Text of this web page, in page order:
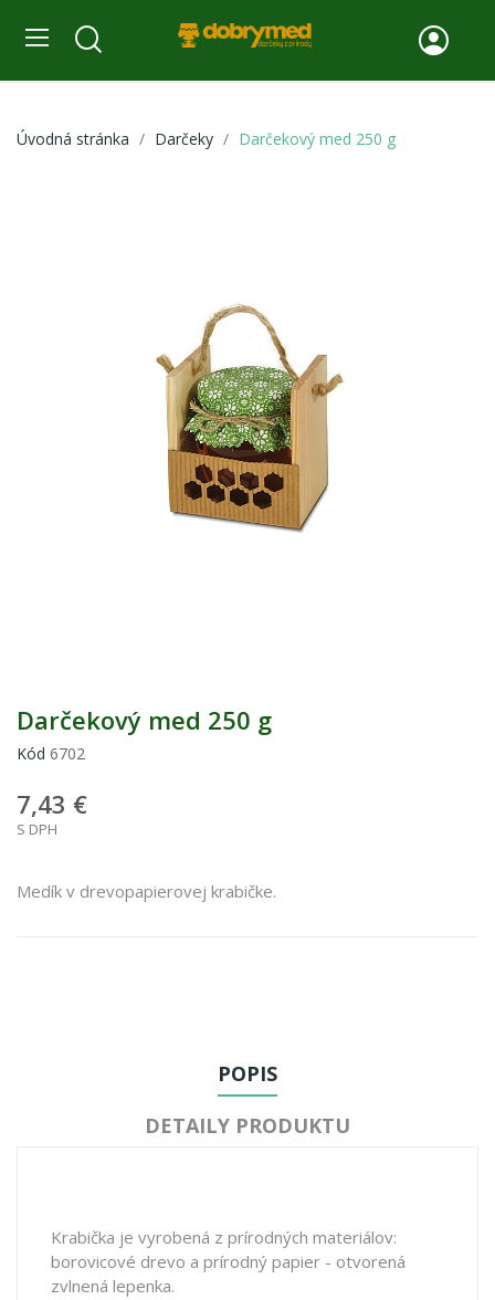
Úvodná stránka Darčeky Darčekový med 250 g
Darčekový med 250 g
Kód 6702
7,43 €
S DPH
Medík v drevopapierovej krabičke.
POPIS
DETAILY PRODUKTU
Krabička je vyrobená z prírodných materiálov:
borovicové drevo a prírodný papier - otvorená
zvlnená lepenka.